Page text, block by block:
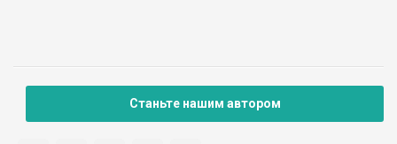
гробівець знаної на Галичині графської родини Забєльських
Станьте нашим автором